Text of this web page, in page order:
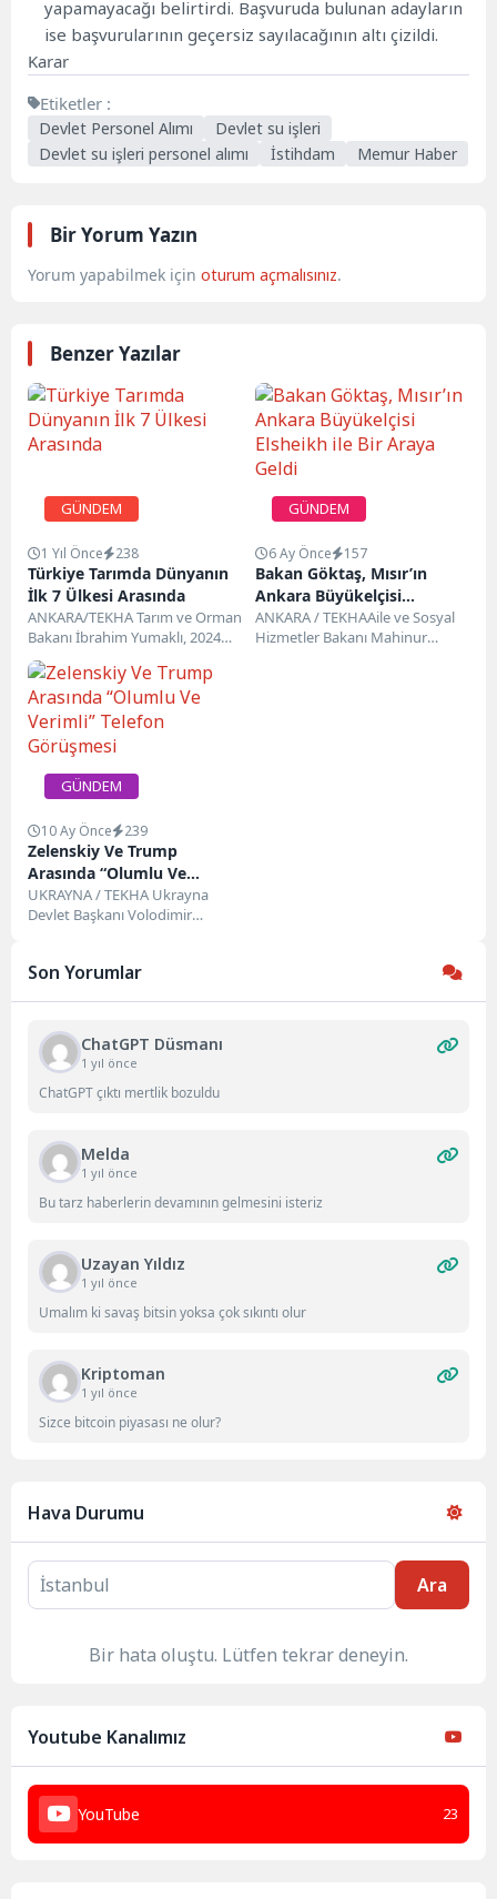
yapamayacağı belirtirdi. Başvuruda bulunan adayların
ise başvurularının geçersiz sayılacağının altı çizildi.
Karar
Etiketler :
Devlet Personel Alımı
Devlet su işleri
Devlet su işleri personel alımı
İstihdam Memur Haber
Bir Yorum Yazın
Yorum yapabilmek için oturum açmalısınız.
Benzer Yazılar
GÜNDEM
1 Yıl Önce 238
Türkiye Tarımda Dünyanın
İlk 7 Ülkesi Arasında
ANKARA/TEKHA Tarım ve Orman
Bakanı İbrahim Yumaklı, 2024
yılına ait tarımsal üretim
verilerini kamuoyuyla paylaştı....
GÜNDEM
6 Ay Önce 157
Bakan Göktaş, Mısır’ın
Ankara Büyükelçisi
Elsheikh ile Bir Araya Geldi
ANKARA / TEKHAAile ve Sosyal
Hizmetler Bakanı Mahinur
GÜNDEM
10 Ay Önce 239
Zelenskiy Ve Trump
Arasında “Olumlu Ve
Verimli” Telefon Görüşmesi
UKRAYNA / TEKHA Ukrayna
Devlet Başkanı Volodimir
telefon...
Son Yorumlar
ChatGPT Düsmanı
1 yıl önce
ChatGPT çıktı mertlik bozuldu
Melda
1 yıl önce
Bu tarz haberlerin devamının gelmesini isteriz
Uzayan Yıldız
1 yıl önce
Umalım ki savaş bitsin yoksa çok sıkıntı olur
Kriptoman
1 yıl önce
Sizce bitcoin piyasası ne olur?
Hava Durumu
Ara
Bir hata oluştu. Lütfen tekrar deneyin.
Youtube Kanalımız
YouTube 23